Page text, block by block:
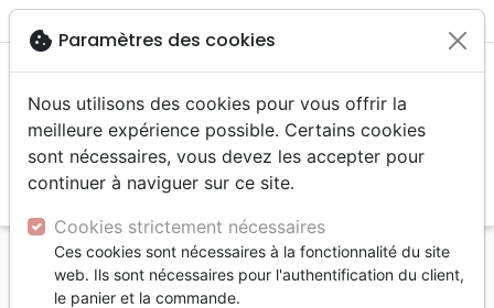
menu
Accueil Divers
Papeterie
Autocollant "Jésus t'aime" - carré 7,5 cm
cookie Paramètres des cookies
Nous utilisons des cookies pour vous offrir la
meilleure expérience possible. Certains cookies
sont nécessaires, vous devez les accepter pour
continuer à naviguer sur ce site.
Cookies strictement nécessaires
Ces cookies sont nécessaires à la fonctionnalité du site
web. Ils sont nécessaires pour l'authentification du client,
le panier et la commande.